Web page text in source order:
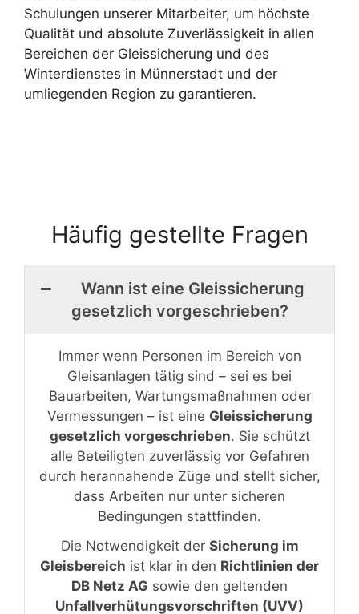
Schulungen unserer Mitarbeiter, um höchste
Qualität und absolute Zuverlässigkeit in allen
Bereichen der Gleissicherung und des
Winterdienstes in Münnerstadt und der
umliegenden Region zu garantieren.
Häufig gestellte Fragen
Wann ist eine Gleissicherung
gesetzlich vorgeschrieben?
Immer wenn Personen im Bereich von
Gleisanlagen tätig sind – sei es bei
Bauarbeiten, Wartungsmaßnahmen oder
Vermessungen – ist eine Gleissicherung
gesetzlich vorgeschrieben. Sie schützt
alle Beteiligten zuverlässig vor Gefahren
durch herannahende Züge und stellt sicher,
dass Arbeiten nur unter sicheren
Bedingungen stattfinden.
Die Notwendigkeit der Sicherung im
Gleisbereich ist klar in den Richtlinien der
DB Netz AG sowie den geltenden
Unfallverhütungsvorschriften (UVV)